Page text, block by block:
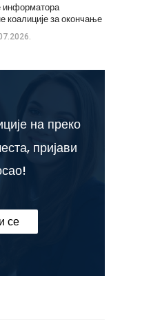
информатора
коалиције за окончање
на преко
пријави
се